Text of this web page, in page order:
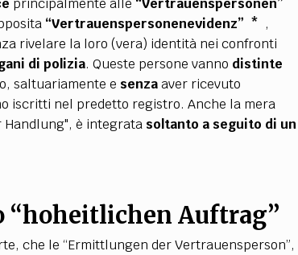
principalmente alle “Vertrauenspersonen”
“Vertrauenspersonenevidenz” * ,
rivelare la loro (vera) identità nei confronti
di polizia. Queste persone vanno distinte
saltuariamente e senzaaver ricevuto
iscritti nel predetto registro. Anche la mera
è integrata soltanto a seguito di un
“hoheitlichen Auftrag”
che le “Ermittlungen der Vertrauensperson”,